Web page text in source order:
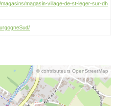
magasin-village-de-st-leger-sur-dh
© contributeurs OpenStreetMap